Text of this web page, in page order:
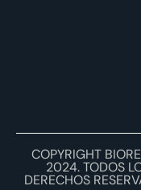
COPYRIGHT
2024. TODOS
DERECHOS